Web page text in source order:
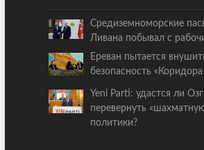
Средиземноморские
Ливана побывал с
Ереван пытается
безопасность
Yeni Parti: удастся ли
перевернуть
политики?